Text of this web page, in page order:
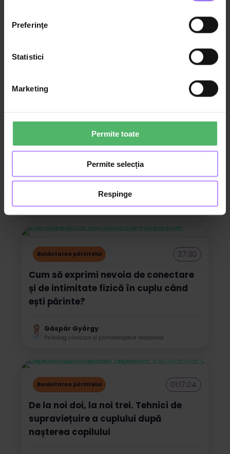
Preferinţe
Statistici
Marketing
Permite toate
Permite selecția
Respinge
1:51:43
Cum depășim durerile vieții de cuplu
Bunăstarea părintelui
Decalogul unui preludiu reușit și
rutina cuplurilor fericite
Psihoterapeut
Bunăstarea părintelui 37:30
Cum să exprimi nevoia de conectare
și de intimitate fizică în cuplu când
ești părinte?
Gáspár György
Psiholog clinician și psihoterapeut relațional
Bunăstarea părintelui 01:17:04
De la noi doi, la noi trei. Tehnici de
supraviețuire a cuplului după
nașterea copilului